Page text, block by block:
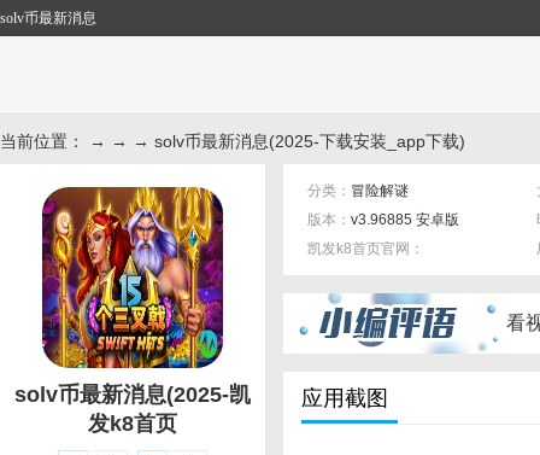
solv币最新消息
当前位置： → → → solv币最新消息(2025-下载安装_app下载)
solv币最新消息(2025-凯
发k8首页
分类： 冒险解谜
版本： v3.96885 安卓版
凯发k8首页官网：
看
应用截图